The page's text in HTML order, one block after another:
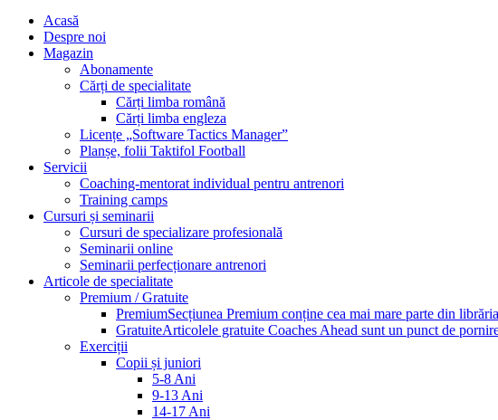
Acasă
Despre noi
Magazin
Abonamente
Cărți de specialitate
Cărți limba română
Cărți limba engleza
Licențe „Software Tactics Manager”
Planșe, folii Taktifol Football
Servicii
Coaching-mentorat individual pentru antrenori
Training camps
Cursuri și seminarii
Cursuri de specializare profesională
Seminarii online
Seminarii perfecționare antrenori
Articole de specialitate
Premium / Gratuite
PremiumSecțiunea Premium conține cea mai mare parte din
GratuiteArticolele gratuite Coaches Ahead sunt un punct de
Exerciții
Copii și juniori
5-8 Ani
9-13 Ani
14-17 Ani